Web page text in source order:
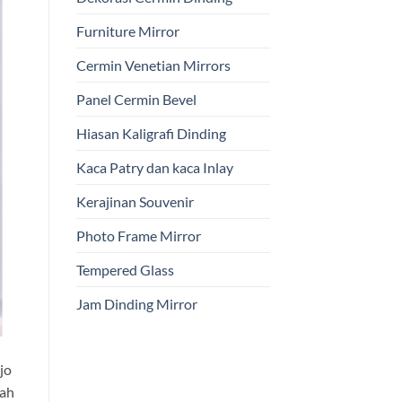
Furniture Mirror
Cermin Venetian Mirrors
Panel Cermin Bevel
Hiasan Kaligrafi Dinding
Kaca Patry dan kaca Inlay
Kerajinan Souvenir
Photo Frame Mirror
Tempered Glass
Jam Dinding Mirror